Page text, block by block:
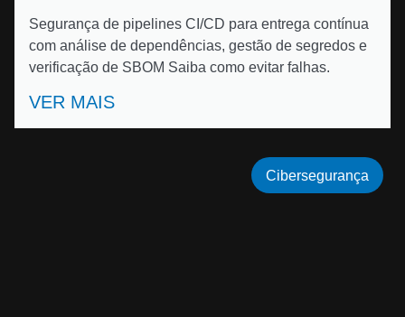
Segurança de pipelines CI/CD para entrega contínua
com análise de dependências, gestão de segredos e
verificação de SBOM Saiba como evitar falhas.
VER MAIS
Cibersegurança